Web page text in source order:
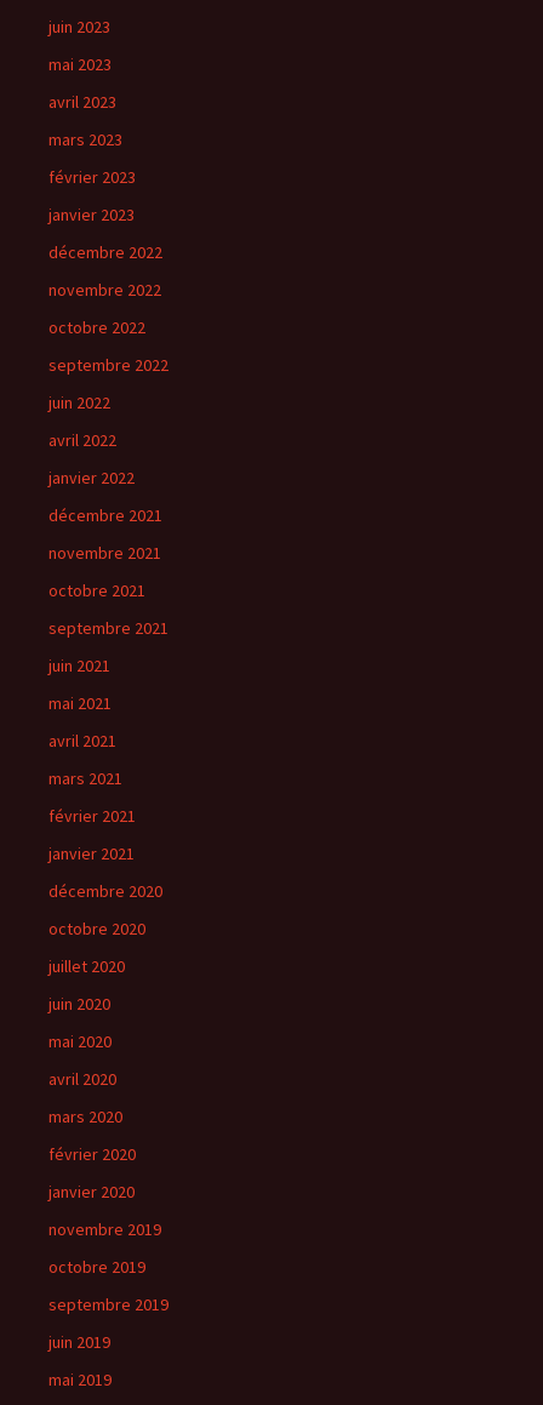
juin 2023
mai 2023
avril 2023
mars 2023
février 2023
janvier 2023
décembre 2022
novembre 2022
octobre 2022
septembre 2022
juin 2022
avril 2022
janvier 2022
décembre 2021
novembre 2021
octobre 2021
septembre 2021
juin 2021
mai 2021
avril 2021
mars 2021
février 2021
janvier 2021
décembre 2020
octobre 2020
juillet 2020
juin 2020
mai 2020
avril 2020
mars 2020
février 2020
janvier 2020
novembre 2019
octobre 2019
septembre 2019
juin 2019
mai 2019